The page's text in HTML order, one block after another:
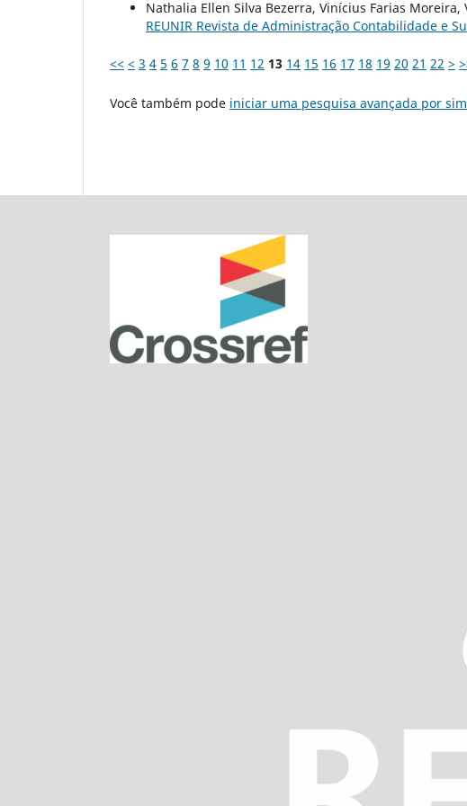
Nathalia Ellen Silva Bezerra, Vinícius Farias Moreira,
REUNIR Revista de Administração Contabilidade e
<< < 3 4 5 6 7 8 9 10 11 12 13 14 15 16 17 18 19 20 21 22 >
Você também pode iniciar uma pesquisa avançada por